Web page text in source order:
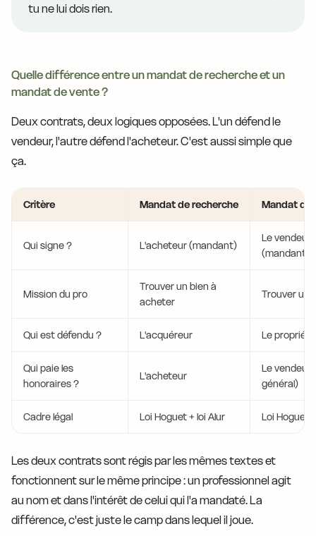
tu ne lui dois rien.
Quelle différence entre un mandat de recherche et un
mandat de vente ?
Deux contrats, deux logiques opposées. L'un défend le
vendeur, l'autre défend l'acheteur. C'est aussi simple que
ça.
Critère Mandat de recherche Mandat de
Qui signe ? L'acheteur (mandant)
Le vendeur
(mandant)
Mission du pro
Trouver un bien à
acheter
Trouver un
Qui est défendu ? L'acquéreur Le
Qui paie les
honoraires ?
L'acheteur
Le vendeur
général)
Cadre légal Loi Hoguet + loi Alur Loi Hoguet
Les deux contrats sont régis par les mêmes textes et
fonctionnent sur le même principe : un professionnel agit
au nom et dans l'intérêt de celui qui l'a mandaté. La
différence, c'est juste le camp dans lequel il joue.